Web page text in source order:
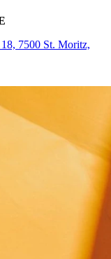
7500 St. Moritz,